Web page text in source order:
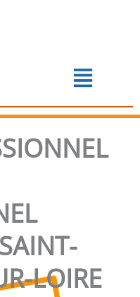
Menu
VOUS
LOIRE